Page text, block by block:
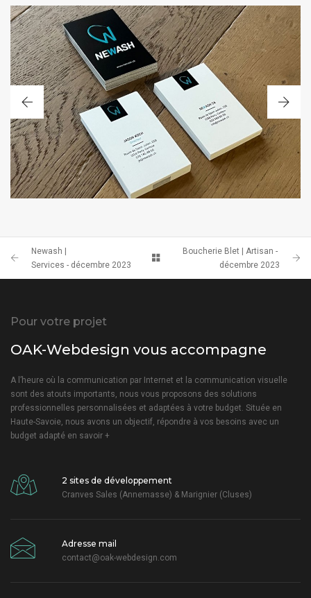
CARTE DE VISITE
Newash |
Services - décembre 2023
Boucherie Blet | Artisan -
décembre 2023
Pour votre projet
OAK-Webdesign vous accompagne
A l’heure où la communication par Internet et la communication visuelle
sont des atouts importants, nous vous proposons des solutions
professionnelles personnalisées et adaptées à votre budget. Située en
Haute-Savoie, nous avons un objectif, répondre à vos besoins avec un
budget adapté en savoir +
2 sites de développement
Cranves Sales (Annemasse) & Marignier (Cluses)
Adresse mail
contact@oak-webdesign.com